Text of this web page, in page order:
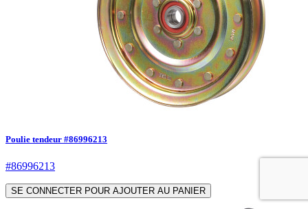
Poulie tendeur #86996213
#86996213
SE CONNECTER POUR AJOUTER AU PANIER